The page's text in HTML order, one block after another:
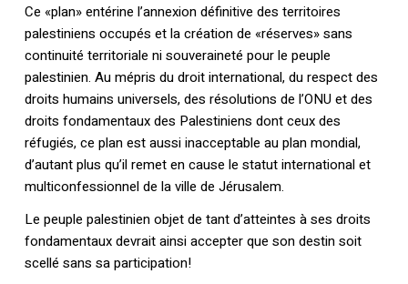
Ce «plan» entérine l’annexion définitive des territoires
palestiniens occupés et la création de «réserves» sans
continuité territoriale ni souveraineté pour le peuple
palestinien. Au mépris du droit international, du respect des
droits humains universels, des résolutions de l’ONU et des
droits fondamentaux des Palestiniens dont ceux des
réfugiés, ce plan est aussi inacceptable au plan mondial,
d’autant plus qu’il remet en cause le statut international et
multiconfessionnel de la ville de Jérusalem.
Le peuple palestinien objet de tant d’atteintes à ses droits
fondamentaux devrait ainsi accepter que son destin soit
scellé sans sa participation!